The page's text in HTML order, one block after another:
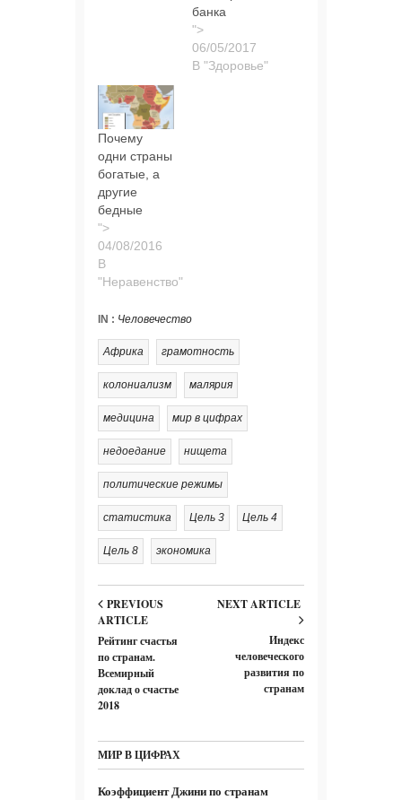
банка
">
В "Здоровье"
Почему
одни страны
богатые, а
другие
бедные
">
В
"Неравенство"
IN : Человечество
Африка грамотность
колониализм малярия
медицина мир в цифрах
недоедание нищета
политические режимы
статистика Цель 3 Цель 4
Цель 8 экономика
PREVIOUS
ARTICLE
Рейтинг счастья
по странам.
Всемирный
доклад о счастье
2018
NEXT ARTICLE
Индекс
человеческого
развития по
странам
МИР В ЦИФРАХ
Коэффициент Джини по странам